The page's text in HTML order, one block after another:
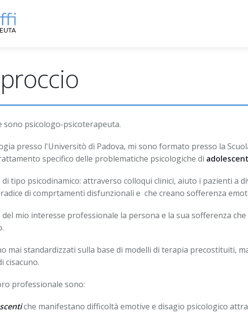
sono psicologo-psicoterapeuta.
presso l'Universitò di Padova, mi sono formato presso la
specifico delle problematiche psicologiche di
di tipo psicodinamico: attraverso colloqui clinici, aiuto i pazienti a
di comprtamenti disfunzionali e che creano sofferenza
mio interesse professionale la persona e la sua sofferenza
mai standardizzati sulla base di modelli di terapia precostituiti,
cisacuno.
professionale sono:
che manifestano difficoltà emotive e disagio psicologico